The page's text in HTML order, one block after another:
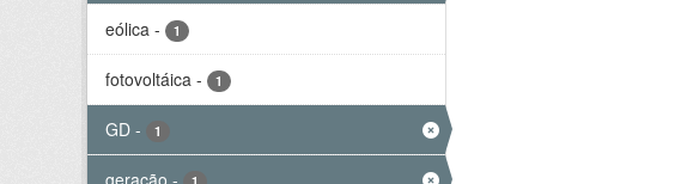
eólica - 1
fotovoltáica - 1
GD - 1
geração -